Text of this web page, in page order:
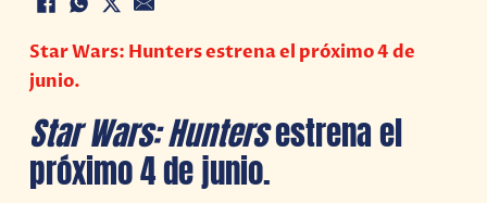
Star Wars: Hunters estrena el próximo 4 de
junio.
Star Wars: Huntersestrena el
próximo 4 de junio.